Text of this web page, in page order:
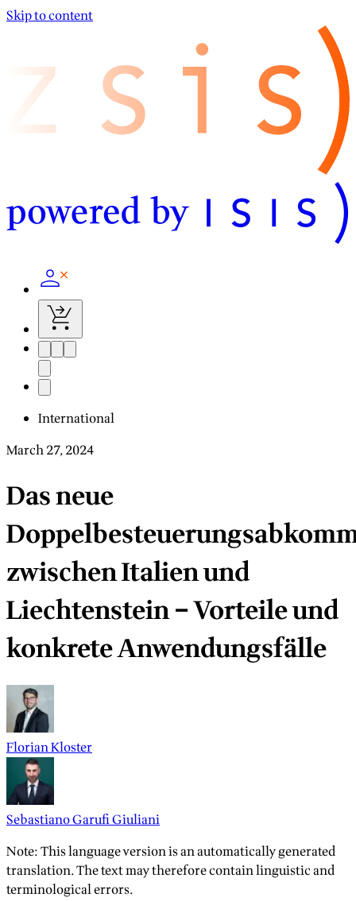
Skip to content
International
March 27, 2024
Das neue
zwischen Italien und
Liechtenstein – Vorteile und
konkrete Anwendungsfälle
Florian Kloster
Sebastiano Garufi Giuliani
Note: This language version is an automatically generated
translation. The text may therefore contain linguistic and
terminological errors.